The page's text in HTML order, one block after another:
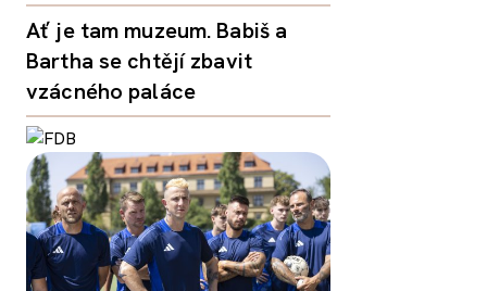
Ať je tam muzeum. Babiš a
Bartha se chtějí zbavit
vzácného paláce